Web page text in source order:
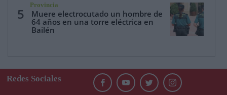
5
Provincia
Muere electrocutado un hombre de
64 años en una torre eléctrica en
Bailén
Redes Sociales